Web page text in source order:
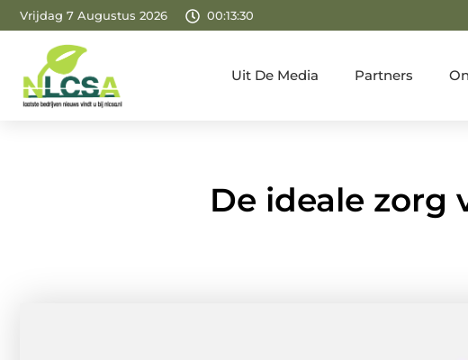
Vrijdag 7 Augustus 2026 00:13:32
Uit De Media Partners
De ideale zorg